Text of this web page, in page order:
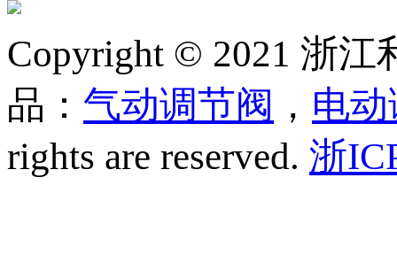
Copyright © 2021 浙
品： 气动调节阀 ， 电
rights are reserved. 浙